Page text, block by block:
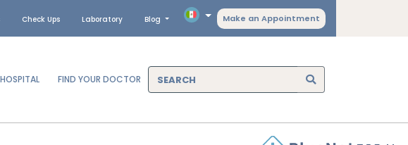
Check Ups Laboratory Blog Make an Appointment
FIND YOUR DOCTOR